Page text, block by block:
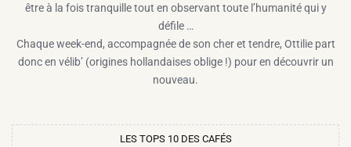
être à la fois tranquille tout en observant toute l’humanité qui y
défile …
Chaque week-end, accompagnée de son cher et tendre, Ottilie part
donc en vélib’ (origines hollandaises oblige !) pour en découvrir un
nouveau.
LES TOPS 10 DES CAFÉS